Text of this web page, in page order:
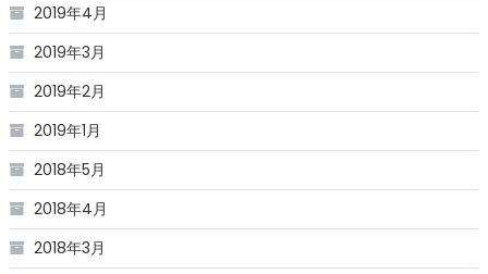
2019年4月
2019年3月
2019年2月
2019年1月
2018年5月
2018年4月
2018年3月